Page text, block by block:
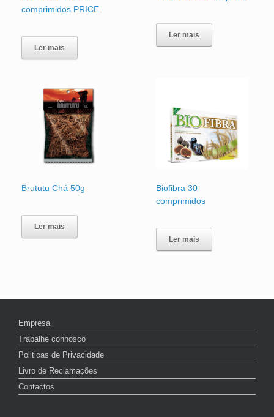
comprimidos PRICE
Ler mais
Ler mais
Brututu Chá 50g
Ler mais
Biofibra 30
comprimidos
Ler mais
Empresa
Trabalhe connosco
Politicas de Privacidade
Livro de Reclamações
Contactos